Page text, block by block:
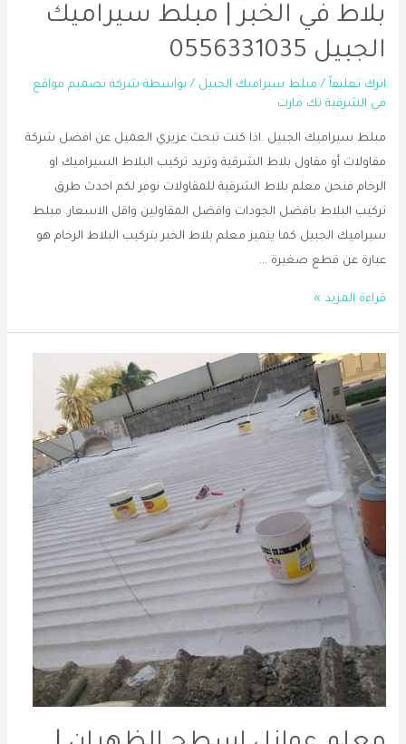
بلاط في الخبر | مبلط سيراميك
الجبيل 0556331035
اترك تعليقاً / مبلط سيراميك الجبيل / بواسطة شركة تصميم مواقع
في الشرقية تك مارت
مبلط سيراميك الجبيل .اذا كنت تبحث عزيزي العميل عن افضل شركة
مقاولات أو مقاول بلاط الشرقية وتريد تركيب البلاط السيراميك او
الرخام فنحن معلم بلاط الشرقية للمقاولات نوفر لكم احدث طرق
تركيب البلاط بافضل الجودات وافضل المقاولين واقل الاسعار. مبلط
سيراميك الجبيل كما يتميز معلم بلاط الخبر بتركيب البلاط الرخام هو
عبارة عن قطع صغيرة …
معلم
القطيف
|
بلاط
في
الخبر
مبلط
سيراميك
الجبيل
0556331035
قراءة المزيد »